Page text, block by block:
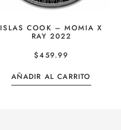
ISLAS COOK – MOMIA X
RAY 2022
$459.99
AÑADIR AL CARRITO